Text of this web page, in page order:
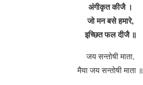
अंगीकृत कीजै ।
जो मन बसे हमारे,
इच्छित फल दीजै ॥
जय सन्तोषी माता,
मैया जय सन्तोषी माता ॥